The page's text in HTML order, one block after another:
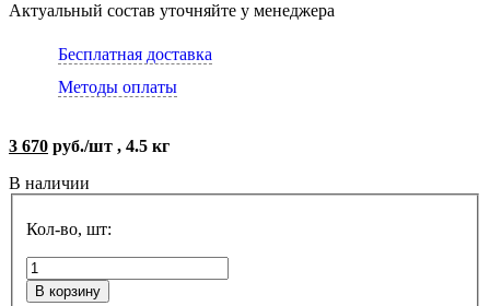
Актуальный состав уточняйте у менеджера
Бесплатная доставка
Методы оплаты
3 670 руб./шт , 4.5 кг
В наличии
Кол-во, шт:
В корзину